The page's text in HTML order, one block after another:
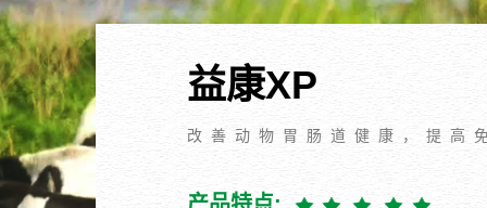
益康XP
改善动物胃肠道健康，提高
产品特点: